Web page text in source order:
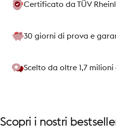
Certificato da TÜV
30 giorni di prova e
Scelto da oltre 1,7
Scopri i nostri